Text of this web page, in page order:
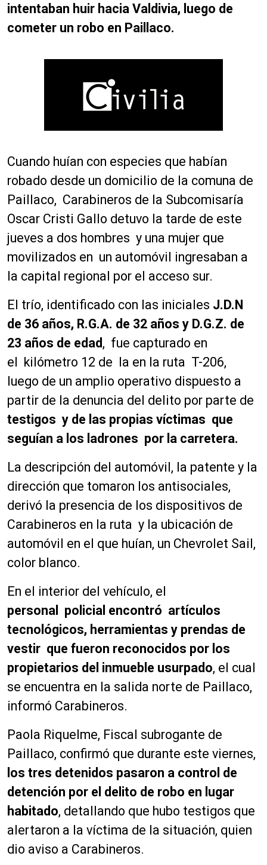
intentaban huir hacia Valdivia, luego de
cometer un robo en Paillaco.
Cuando huían con especies que habían
robado desde un domicilio de la comuna de
Paillaco, Carabineros de la Subcomisaría
Oscar Cristi Gallo detuvo la tarde de este
jueves a dos hombres y una mujer que
movilizados en un automóvil ingresaban a
la capital regional por el acceso sur.
El trío, identificado con las iniciales J.D.N
de 36 años, R.G.A. de 32 años y D.G.Z. de
23 años de edad , fue capturado en
el kilómetro 12 de la en la ruta T-206,
luego de un amplio operativo dispuesto a
partir de la denuncia del delito por parte de
testigos y de las propias víctimas que
seguían a los ladrones por la carretera.
La descripción del automóvil, la patente y la
dirección que tomaron los antisociales,
derivó la presencia de los dispositivos de
Carabineros en la ruta y la ubicación de
automóvil en el que huían, un Chevrolet Sail,
color blanco.
En el interior del vehículo, el
personal policial encontró artículos
tecnológicos, herramientas y prendas de
vestir que fueron reconocidos por los
propietarios del inmueble usurpado, el cual
se encuentra en la salida norte de Paillaco,
informó Carabineros.
Paola Riquelme, Fiscal subrogante de
Paillaco, confirmó que durante este viernes,
los tres detenidos pasaron a control de
detención por el delito de robo en lugar
habitado, detallando que hubo testigos que
alertaron a la víctima de la situación, quien
dio aviso a Carabineros.